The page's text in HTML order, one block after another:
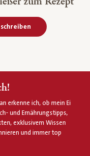
erkenne ich, ob mein Ei
und Ernährungstipps,
exklusivem Wissen
und immer top